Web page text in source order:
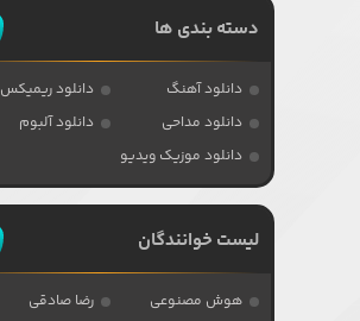
دسته بندی ها
دانلود آهنگ
دانلود ریمیکس
دانلود مداحی
دانلود آلبوم
دانلود موزیک ویدیو
لیست خوانندگان
هوش مصنوعی
رضا صادقی